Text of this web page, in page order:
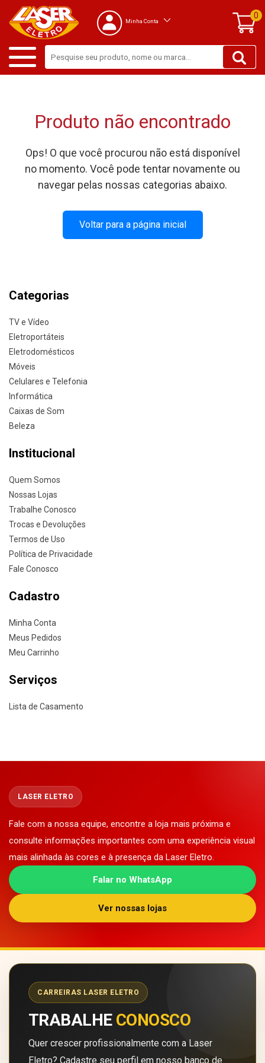
Minha Conta
0
Produto não encontrado
Ops! O que você procurou não está disponível
no momento. Você pode tentar novamente ou
navegar pelas nossas categorias abaixo.
Voltar para a página inicial
Categorias
TV e Vídeo
Eletroportáteis
Eletrodomésticos
Móveis
Celulares e Telefonia
Informática
Caixas de Som
Beleza
Institucional
Quem Somos
Nossas Lojas
Trabalhe Conosco
Trocas e Devoluções
Termos de Uso
Política de Privacidade
Fale Conosco
Cadastro
Minha Conta
Meus Pedidos
Meu Carrinho
Serviços
Lista de Casamento
LASER ELETRO
Fale com a nossa equipe, encontre a loja mais próxima e
consulte informações importantes com uma experiência visual
mais alinhada às cores e à presença da Laser Eletro.
Falar no WhatsApp
Ver nossas lojas
CARREIRAS LASER ELETRO
TRABALHE CONOSCO
Quer crescer profissionalmente com a Laser
Eletro? Cadastre seu perfil em nosso banco de